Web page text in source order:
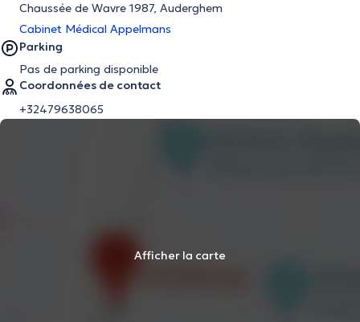
Chaussée de Wavre 1987, Auderghem
Cabinet Médical Appelmans
Parking
Pas de parking disponible
Coordonnées de contact
+32479638065
Afficher la carte